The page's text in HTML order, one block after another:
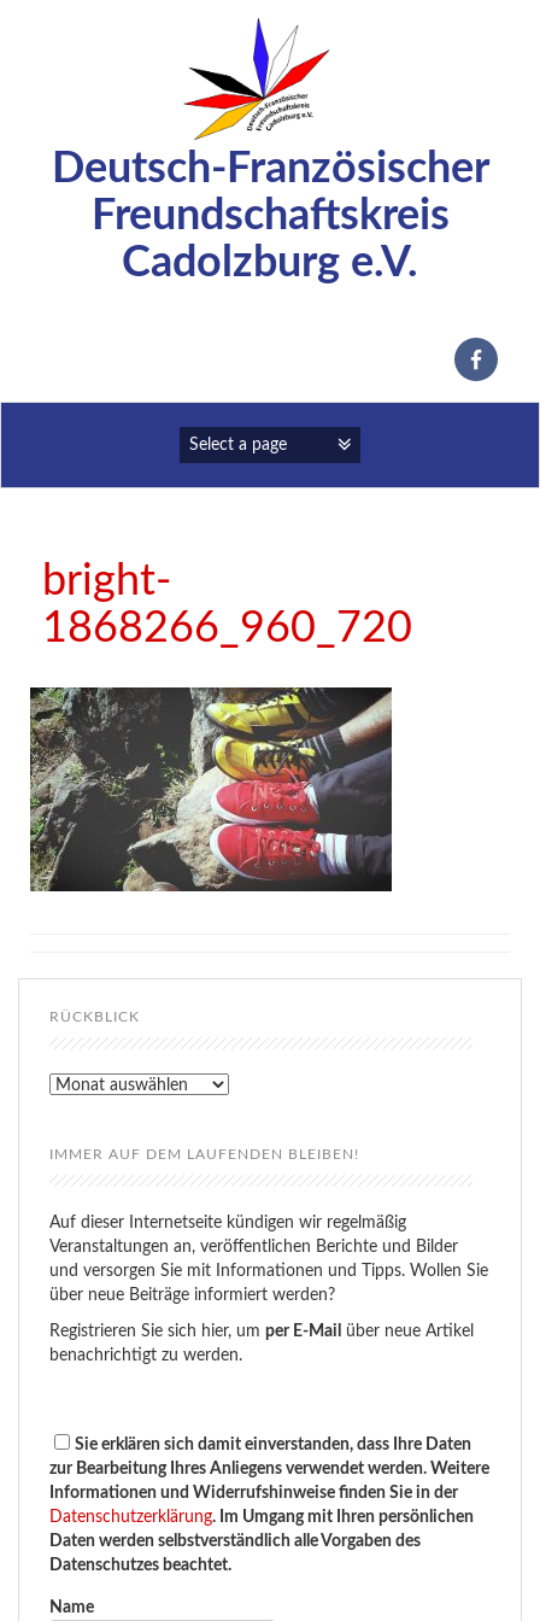
Deutsch-Französischer
Freundschaftskreis
Cadolzburg e.V.
bright-
1868266_960_720
RÜCKBLICK
Rückblick
IMMER AUF DEM LAUFENDEN BLEIBEN!
Auf dieser Internetseite kündigen wir regelmäßig
Veranstaltungen an, veröffentlichen Berichte und Bilder
und versorgen Sie mit Informationen und Tipps. Wollen Sie
über neue Beiträge informiert werden?
Registrieren Sie sich hier, um per E-Mail
über neue Artikel
benachrichtigt zu werden.
Sie erklären sich damit einverstanden, dass Ihre Daten
zur Bearbeitung Ihres Anliegens verwendet werden. Weitere
Informationen und Widerrufshinweise finden Sie in der
Datenschutzerklärung. Im Umgang mit Ihren persönlichen
Daten werden selbstverständlich alle Vorgaben des
Datenschutzes beachtet.
Name